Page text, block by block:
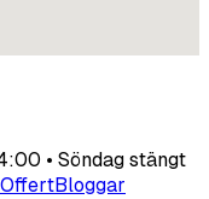
• Söndag stängt
Bloggar